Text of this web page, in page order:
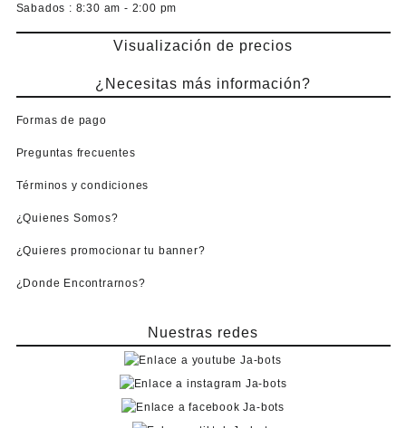
Sabados : 8:30 am - 2:00 pm
Visualización de precios
¿Necesitas más información?
Formas de pago
Preguntas frecuentes
Términos y condiciones
¿Quienes Somos?
¿Quieres promocionar tu banner?
¿Donde Encontrarnos?
Nuestras redes